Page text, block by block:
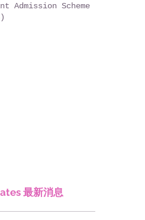
Admission Scheme
最新消息